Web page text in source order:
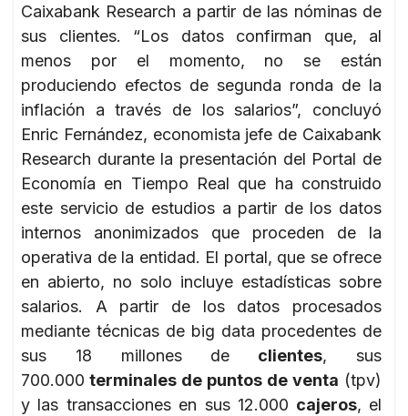
Caixabank Research a partir de las nóminas de
sus clientes. “Los datos confirman que, al
menos por el momento, no se están
produciendo efectos de segunda ronda de la
inflación a través de los salarios”, concluyó
Enric Fernández, economista jefe de Caixabank
Research durante la presentación del Portal de
Economía en Tiempo Real que ha construido
este servicio de estudios a partir de los datos
internos anonimizados que proceden de la
operativa de la entidad. El portal, que se ofrece
en abierto, no solo incluye estadísticas sobre
salarios. A partir de los datos procesados
mediante técnicas de big data procedentes de
sus 18 millones de clientes, sus
700.000 terminales de puntos de venta (tpv)
y las transacciones en sus 12.000 cajeros, el